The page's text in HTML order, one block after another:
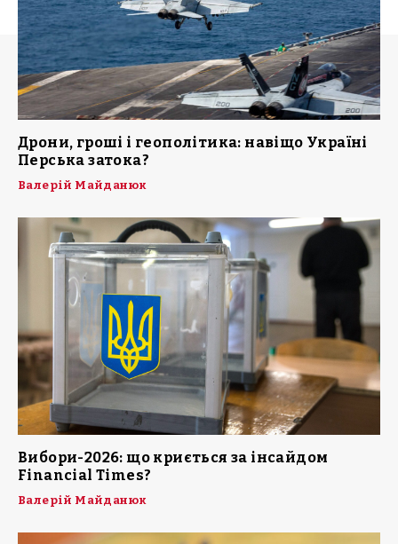
Дрони, гроші і геополітика: навіщо Україні
Перська затока?
Валерій Майданюк
Вибори-2026: що криється за інсайдом
Financial Times?
Валерій Майданюк